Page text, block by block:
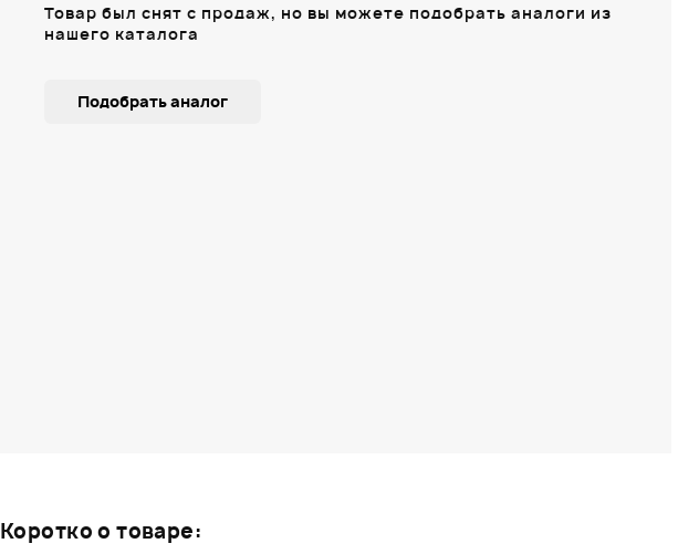
Коротко о товаре:
Товар был снят с продаж, но вы можете подобрать аналоги из
нашего каталога
Подобрать аналог